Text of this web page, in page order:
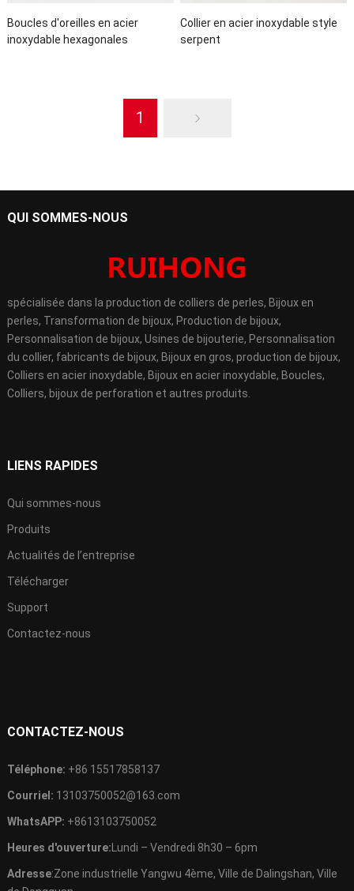
Boucles d'oreilles en acier
inoxydable hexagonales
Collier en acier inoxydable style
serpent
1
QUI SOMMES-NOUS
spécialisée dans la production de colliers de perles, Bijoux en
perles, Transformation de bijoux, Production de bijoux,
Personnalisation de bijoux, Usines de bijouterie, Personnalisation
du collier, fabricants de bijoux, Bijoux en gros, production de bijoux,
Colliers en acier inoxydable, Bijoux en acier inoxydable, Boucles,
Colliers, bijoux de perforation et autres produits.
LIENS RAPIDES
Qui sommes-nous
Produits
Actualités de l’entreprise
Télécharger
Support
Contactez-nous
CONTACTEZ-NOUS
Téléphone: +86 15517858137
Courriel: 13103750052@163.com
WhatsAPP: +8613103750052
Heures d'ouverture: Lundi – Vendredi 8h30 – 6pm
Adresse:Zone industrielle Yangwu 4ème, Ville de Dalingshan, Ville